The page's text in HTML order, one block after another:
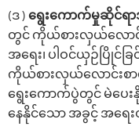
(ဒ ) ရွေး‌ကောက်မှုဆိုင်ရ
တွင် ကိုယ်စားလှယ်လောင်
အ‌ရေး၊ ပါဝင်ယှဉ်ပြိုင်ခ
ကိုယ်စားလှယ်‌လောင်းစ
ရွေးကောက်ပွဲတွင် မဲပေး
နေနိုင်သော အခွင့် အရ